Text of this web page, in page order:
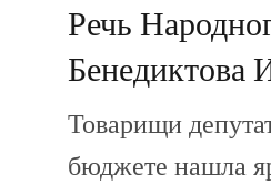
Речь
Бенедиктова
Товарищи
бюджете нашла